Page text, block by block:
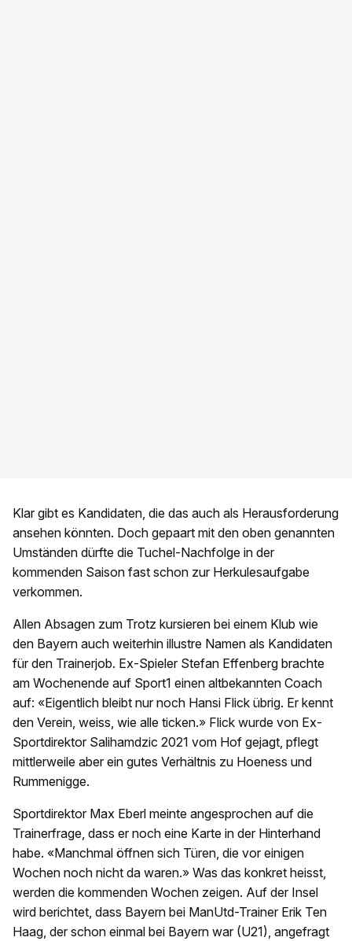
Klar gibt es Kandidaten, die das auch als Herausforderung
ansehen könnten. Doch gepaart mit den oben genannten
Umständen dürfte die Tuchel-Nachfolge in der
kommenden Saison fast schon zur Herkulesaufgabe
verkommen.
Allen Absagen zum Trotz kursieren bei einem Klub wie
den Bayern auch weiterhin illustre Namen als Kandidaten
für den Trainerjob. Ex-Spieler Stefan Effenberg brachte
am Wochenende auf Sport1 einen altbekannten Coach
auf: «Eigentlich bleibt nur noch Hansi Flick übrig. Er kennt
den Verein, weiss, wie alle ticken.» Flick wurde von Ex-
Sportdirektor Salihamdzic 2021 vom Hof gejagt, pflegt
mittlerweile aber ein gutes Verhältnis zu Hoeness und
Rummenigge.
Sportdirektor Max Eberl meinte angesprochen auf die
Trainerfrage, dass er noch eine Karte in der Hinterhand
habe. «Manchmal öffnen sich Türen, die vor einigen
Wochen noch nicht da waren.» Was das konkret heisst,
werden die kommenden Wochen zeigen. Auf der Insel
wird berichtet, dass Bayern bei ManUtd-Trainer Erik Ten
Haag, der schon einmal bei Bayern war (U21), angefragt